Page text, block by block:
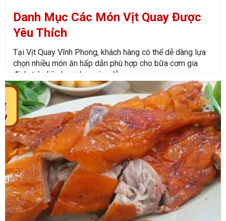
Danh Mục Các Món Vịt Quay Được
Yêu Thích
Tại Vịt Quay Vĩnh Phong, khách hàng có thể dễ dàng lựa
chọn nhiều món ăn hấp dẫn phù hợp cho bữa cơm gia
đình, tiệc liên hoan hay cúng lễ:
Vịt quay truyền thống da giòn
Vịt quay mật ong thơm đậm vị
Vịt quay tiêu đen cay nhẹ hấp dẫn
Vịt quay lá mắc mật chuẩn vị
Heo quay da giòn vàng óng
Xá xíu chuẩn vị người Hoa
Sườn quay mềm thơm
Combo vịt quay tiết kiệm
Trang Cam Kết Chất Lượng Của Quán Vịt Nướng Vĩnh Phong